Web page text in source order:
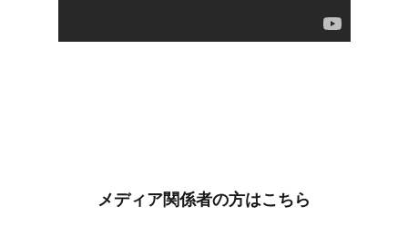
メディア関係者の方はこちら